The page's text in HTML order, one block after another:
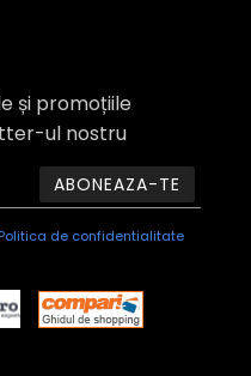
și promoțiile
ul nostru
ABONEAZA-TE
Politica de confidentialitate